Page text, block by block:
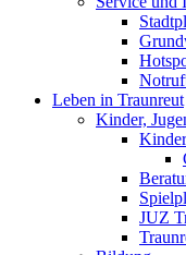
Leben in Traunreut
Kinder,
JUZ